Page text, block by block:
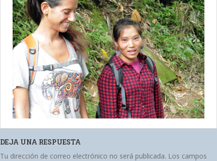
DEJA UNA RESPUESTA
Tu dirección de correo electrónico no será publicada. Los campos